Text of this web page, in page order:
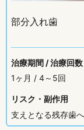
部分入れ歯
治療期間 / 治療回数
1ヶ月 / 4～5回
リスク・副作用
支えとなる残存歯